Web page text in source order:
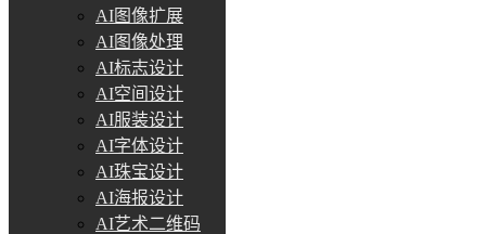
AI图像扩展
AI图像处理
AI标志设计
AI空间设计
AI服装设计
AI字体设计
AI珠宝设计
AI海报设计
AI艺术二维码